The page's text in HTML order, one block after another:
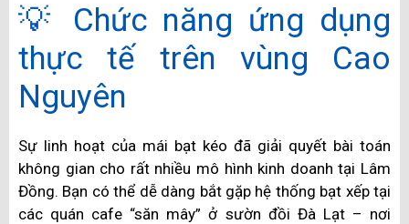
💡 Chức năng ứng dụng
thực tế trên vùng Cao
Nguyên
Sự linh hoạt của mái bạt kéo đã giải quyết bài toán
không gian cho rất nhiều mô hình kinh doanh tại Lâm
Đồng. Bạn có thể dễ dàng bắt gặp hệ thống bạt xếp tại
các quán cafe “săn mây” ở sườn đồi Đà Lạt – nơi